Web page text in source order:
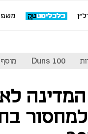
Duns 100